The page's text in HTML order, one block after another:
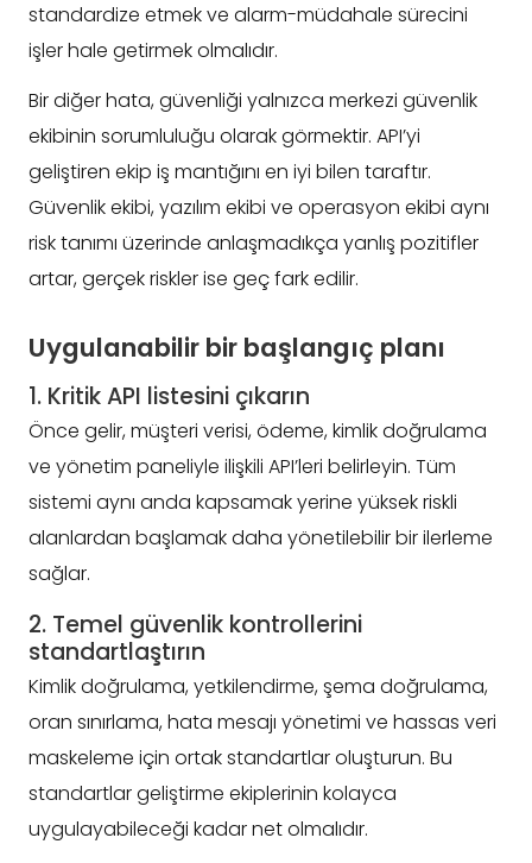
standardize etmek ve alarm-müdahale sürecini
işler hale getirmek olmalıdır.
Bir diğer hata, güvenliği yalnızca merkezi güvenlik
ekibinin sorumluluğu olarak görmektir. API’yi
geliştiren ekip iş mantığını en iyi bilen taraftır.
Güvenlik ekibi, yazılım ekibi ve operasyon ekibi aynı
risk tanımı üzerinde anlaşmadıkça yanlış pozitifler
artar, gerçek riskler ise geç fark edilir.
Uygulanabilir bir başlangıç planı
1. Kritik API listesini çıkarın
Önce gelir, müşteri verisi, ödeme, kimlik doğrulama
ve yönetim paneliyle ilişkili API’leri belirleyin. Tüm
sistemi aynı anda kapsamak yerine yüksek riskli
alanlardan başlamak daha yönetilebilir bir ilerleme
sağlar.
2. Temel güvenlik kontrollerini
standartlaştırın
Kimlik doğrulama, yetkilendirme, şema doğrulama,
oran sınırlama, hata mesajı yönetimi ve hassas veri
maskeleme için ortak standartlar oluşturun. Bu
standartlar geliştirme ekiplerinin kolayca
uygulayabileceği kadar net olmalıdır.